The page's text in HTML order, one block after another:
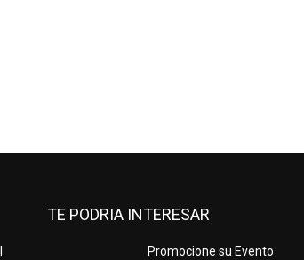
TE PODRIA INTERESAR
Promocione su Evento